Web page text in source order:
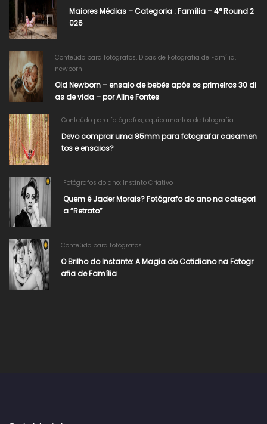
Maiores Médias – Categoria : Família – 4° Round 2
026
Conteúdo para fotógrafos, Dicas de Fotografia de Família,
newborn
Old Newborn – ensaio de bebês após os primeiros 30 di
as de vida – por Aline Fontes
Conteúdo para fotógrafos, equipamentos de fotografia
Devo comprar uma 85mm para fotografar casamen
tos e ensaios?
Fotógrafos do ano: Instinto Criativo
Quem é Jader Morais? Fotógrafo do ano na categori
a “Retrato”
Conteúdo para fotógrafos
O Brilho do Instante: A Magia do Cotidiano na Fotogr
afia de Família